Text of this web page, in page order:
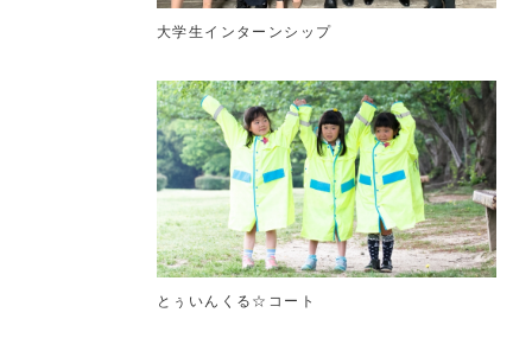
大学生インターンシップ
とぅいんくる☆コート